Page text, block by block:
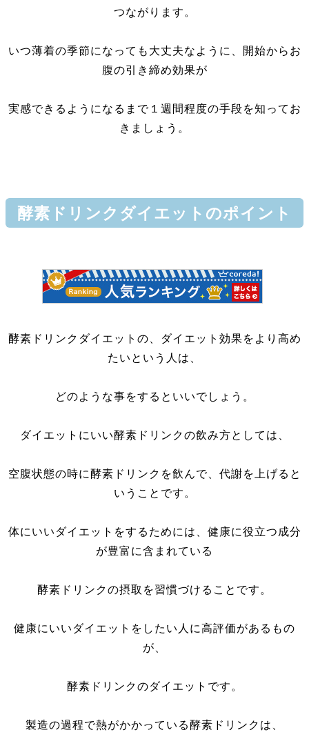
つながります。
いつ薄着の季節になっても大丈夫なように、開始からお
腹の引き締め効果が
実感できるようになるまで１週間程度の手段を知ってお
きましょう。
酵素ドリンクダイエットのポイント
酵素ドリンクダイエットの、ダイエット効果をより高め
たいという人は、
どのような事をするといいでしょう。
ダイエットにいい酵素ドリンクの飲み方としては、
空腹状態の時に酵素ドリンクを飲んで、代謝を上げると
いうことです。
体にいいダイエットをするためには、健康に役立つ成分
が豊富に含まれている
酵素ドリンクの摂取を習慣づけることです。
健康にいいダイエットをしたい人に高評価があるもの
が、
酵素ドリンクのダイエットです。
製造の過程で熱がかかっている酵素ドリンクは、